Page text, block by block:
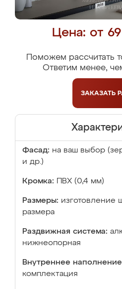
Цена: от
Поможем рассчитать
Ответим менее,
ЗАКАЗАТЬ
Фасад: на ваш выбор
и др.)
Кромка: ПВХ (0,4 мм)
Размеры: изготовление
размера
Раздвижная система:
нижнеопорная
Внутреннее
комплектация